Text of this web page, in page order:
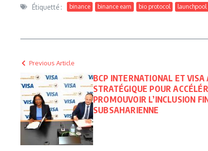
Étiquetté : binance binance earn bio protocol launchpool
Previous Article
BCP INTERNATIONAL ET
STRATÉGIQUE POUR
PROMOUVOIR L’INCLUSION
SUBSAHARIENNE